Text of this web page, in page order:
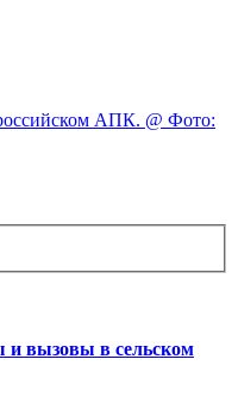
и вызовы в сельском